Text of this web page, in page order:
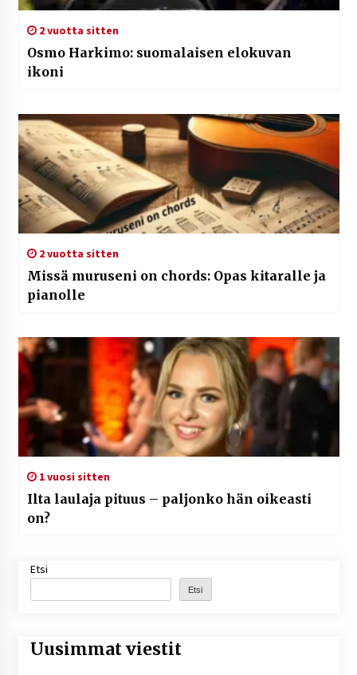
2 vuotta sitten
Osmo Harkimo: suomalaisen elokuvan
ikoni
2 vuotta sitten
Missä muruseni on chords: Opas kitaralle ja
pianolle
1 vuosi sitten
Ilta laulaja pituus – paljonko hän oikeasti
on?
Etsi
Etsi
Uusimmat viestit